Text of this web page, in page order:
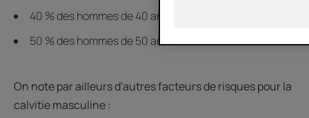
40 % des hommes de 40 ans ;
50 % des hommes de 50 ans.
On note par ailleurs d'autres facteurs de risques pour la
calvitie masculine :